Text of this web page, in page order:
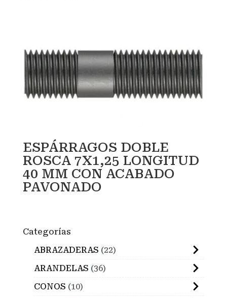
ESPÁRRAGOS DOBLE
ROSCA 7X1,25 LONGITUD
40 MM CON ACABADO
PAVONADO
Categorías
ABRAZADERAS 22
ARANDELAS 36
CONOS 10